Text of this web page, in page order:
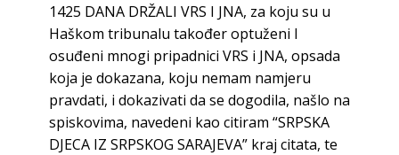
1425 DANA DRŽALI VRS I JNA, za koju su u
Haškom tribunalu također optuženi I
osuđeni mnogi pripadnici VRS i JNA, opsada
koja je dokazana, koju nemam namjeru
pravdati, i dokazivati da se dogodila, našlo na
spiskovima, navedeni kao citiram “SRPSKA
DJECA IZ SRPSKOG SARAJEVA” kraj citata, te